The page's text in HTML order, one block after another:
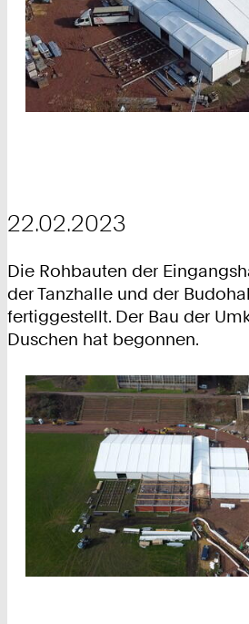
22.02.2023
Die Rohbauten der
der Tanzhalle und der
fertiggestellt. Der Bau der
Duschen hat begonnen.